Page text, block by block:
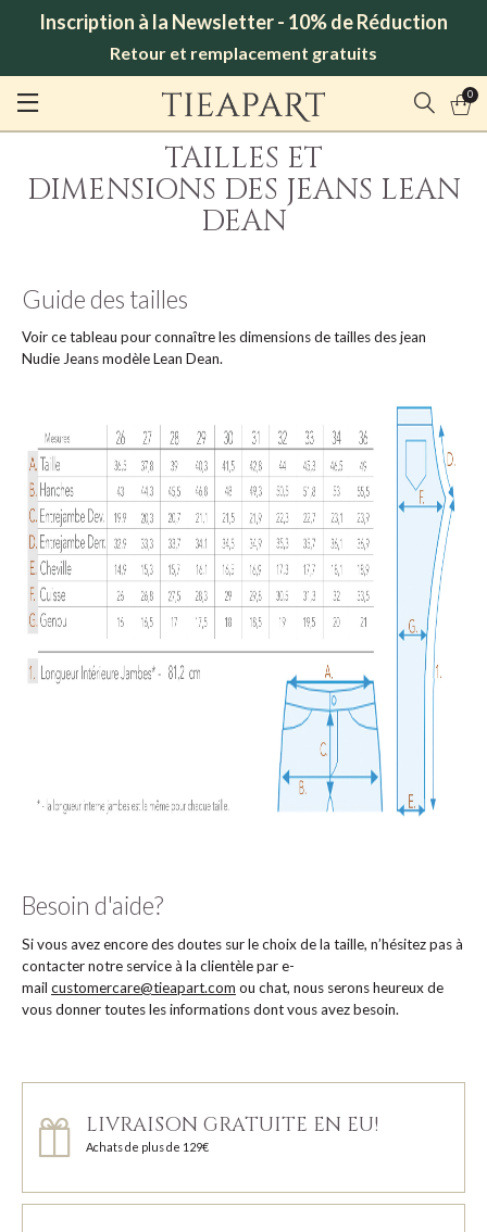
Inscription à la Newsletter - 10% de Réduction
Retour et remplacement gratuits
0
TAILLES ET
DIMENSIONS DES JEANS LEAN
DEAN
Guide des tailles
Voir ce tableau pour connaître les dimensions de tailles des jean
Nudie Jeans modèle Lean Dean.
Besoin d'aide?
Si vous avez encore des doutes sur le choix de la taille, n’hésitez pas à
contacter notre service à la clientèle par e-
mail customercare@tieapart.com ou chat, nous serons heureux de
vous donner toutes les informations dont vous avez besoin.
LIVRAISON GRATUITE EN EU!
Achats de plus de 129€